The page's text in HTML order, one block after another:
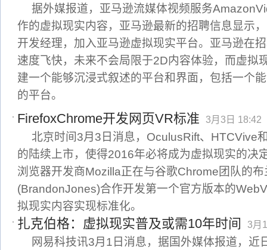
据外媒报道，亚马逊流媒体视频服务
作的虚拟现实内容，亚马逊最新的招聘信息显示
开发经理，加入亚马逊虚拟现实平台。亚马逊在
速度飞快，未来不会局限于2D内容体验，而虚拟
建一个能够沉浸式叙述的平台和界面，包括一个
的平台。
FirefoxChrome开发网页VR标准 3月3日 18:42
北京时间3月3日消息，OculusRift、HTCVive
的陆续上市，使得2016年必将成为虚拟现实的决
浏览器开发商Mozilla正在与谷歌Chrome团队的布
(BrandonJones)合作开发第一个官方版本的
拟现实内容实现标准化。
扎克伯格：虚拟现实普及或需10年时间 3月
网易科技讯3月1日消息，据国外媒体报道，近